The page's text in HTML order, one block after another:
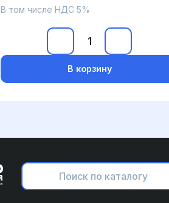
В том числе НДС 5%
В корзину